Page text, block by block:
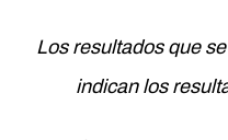
Los resultados que
indican los